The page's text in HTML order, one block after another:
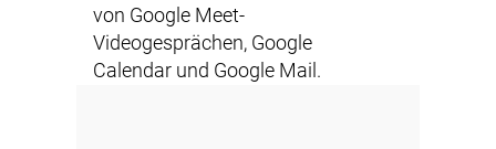
von Google Meet-
Videogesprächen, Google
Calendar und Google Mail.